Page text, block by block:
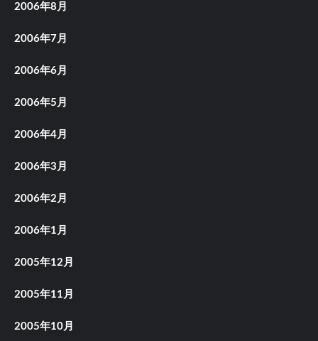
2006年8月
2006年7月
2006年6月
2006年5月
2006年4月
2006年3月
2006年2月
2006年1月
2005年12月
2005年11月
2005年10月